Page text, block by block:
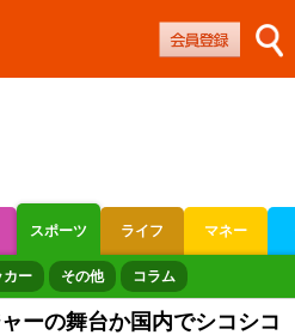
スポーツ ライフ マネー
ース
カー その他 コラム
ーの舞台か国内でシコシコ